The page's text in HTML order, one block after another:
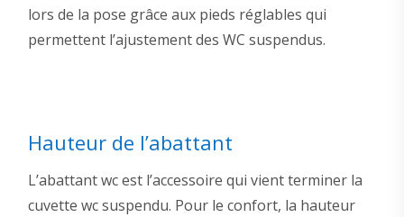
lors de la pose grâce aux pieds réglables qui
permettent l’ajustement des WC suspendus.
Hauteur de l’abattant
L’abattant wc est l’accessoire qui vient terminer la
cuvette wc suspendu. Pour le confort, la hauteur